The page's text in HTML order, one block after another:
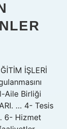
İŞLERİ
Aile Birliği
… 4- Tesis
6- Hizmet